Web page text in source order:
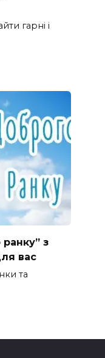
гарні і
з
вас
та